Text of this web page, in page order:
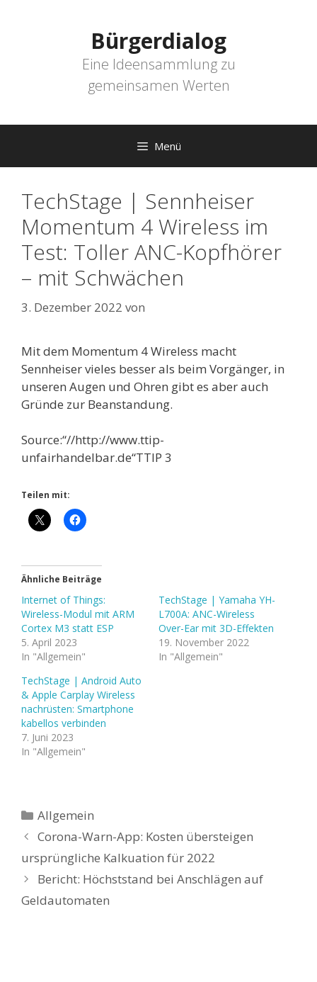
Bürgerdialog
Eine Ideensammlung zu
gemeinsamen Werten
Menü
TechStage | Sennheiser
Momentum 4 Wireless im
Test: Toller ANC-Kopfhörer
– mit Schwächen
3. Dezember 2022 von
Mit dem Momentum 4 Wireless macht
Sennheiser vieles besser als beim Vorgänger, in
unseren Augen und Ohren gibt es aber auch
Gründe zur Beanstandung.
Source:“//http://www.ttip-
unfairhandelbar.de“TTIP 3
Teilen mit:
Ähnliche Beiträge
Internet of Things:
Wireless-Modul mit ARM
Cortex M3 statt ESP
5. April 2023
In "Allgemein"
TechStage | Yamaha YH-
L700A: ANC-Wireless
Over-Ear mit 3D-Effekten
19. November 2022
In "Allgemein"
TechStage | Android Auto
& Apple Carplay Wireless
nachrüsten: Smartphone
kabellos verbinden
7. Juni 2023
In "Allgemein"
Kategorien
Allgemein
Corona-Warn-App: Kosten übersteigen
ursprüngliche Kalkuation für 2022
Bericht: Höchststand bei Anschlägen auf
Geldautomaten